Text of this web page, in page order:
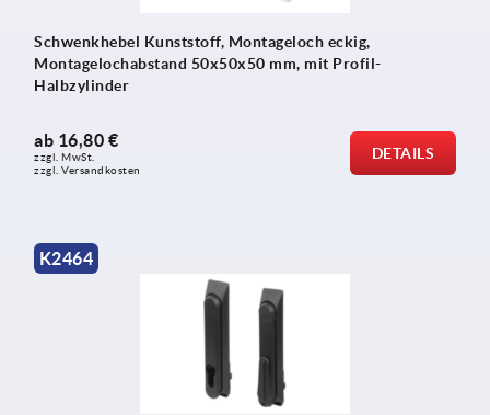
Schwenkhebel Kunststoff, Montageloch eckig,
Montagelochabstand 50x50x50 mm, mit Profil-
Halbzylinder
ab 16,80 €
zzgl. MwSt.
zzgl. Versandkosten
DETAILS
K2464